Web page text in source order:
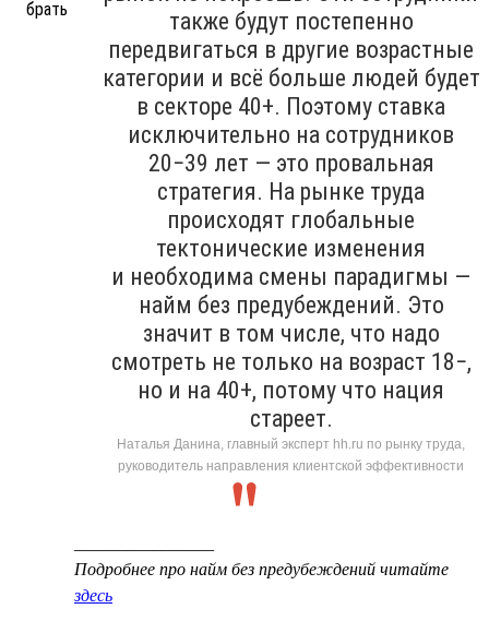
также будут постепенно
передвигаться в другие возрастные
категории и всё больше людей будет
в секторе 40+. Поэтому ставка
исключительно на сотрудников
20−39 лет — это провальная
стратегия. На рынке труда
происходят глобальные
тектонические изменения
и необходима смены парадигмы —
найм без предубеждений. Это
значит в том числе, что надо
смотреть не только на возраст 18−,
но и на 40+, потому что нация
стареет.
Наталья Данина, главный эксперт hh.ru по рынку труда,
руководитель направления клиентской эффективности
Подробнее про найм без предубеждений читайте
здесь